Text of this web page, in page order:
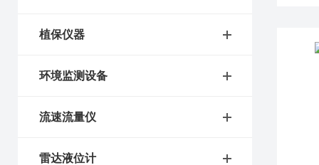
植保仪器
环境监测设备
流速流量仪
雷达液位计